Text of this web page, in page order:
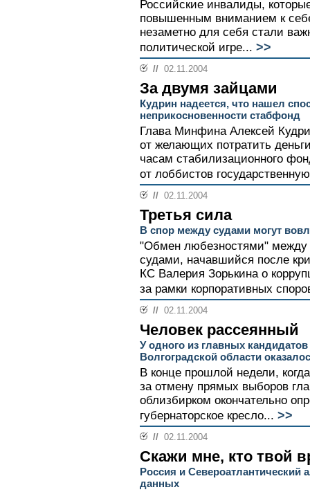
Российские инвалиды,
повышенным вниманием к
незаметно для себя стали
политической игре... >>
// 02.11.2004
За двумя зайцами
Кудрин надеется, что нашел
неприкосновенности стабфонд
Глава Минфина Алексей
от желающих потратить
часам стабилизационного
от лоббистов
// 02.11.2004
Третья сила
В спор между судами могут
"Обмен любезностями"
судами, начавшийся после
КС Валерия Зорькина о
за рамки корпоративных
// 02.11.2004
Человек рассеянный
У одного из главных кандидатов
Волгоградской области
В конце прошлой недели,
за отмену прямых выборов
облизбирком окончательно
губернаторское кресло... >>
// 02.11.2004
Скажи мне, кто твой
Россия и Североатлантический
данных